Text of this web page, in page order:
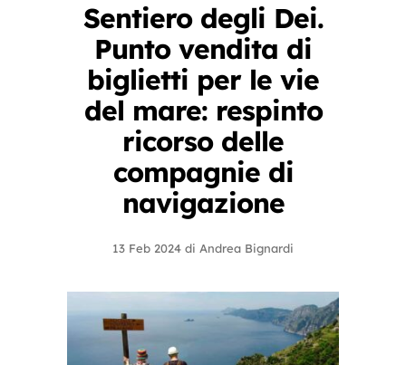
Sentiero degli Dei.
Punto vendita di
biglietti per le vie
del mare: respinto
ricorso delle
compagnie di
navigazione
13 Feb 2024 di Andrea Bignardi